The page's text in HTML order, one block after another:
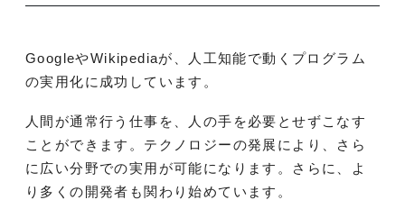
GoogleやWikipediaが、人工知能で動くプログラム
の実用化に成功しています。
人間が通常行う仕事を、人の手を必要とせずこなす
ことができます。テクノロジーの発展により、さら
に広い分野での実用が可能になります。さらに、よ
り多くの開発者も関わり始めています。